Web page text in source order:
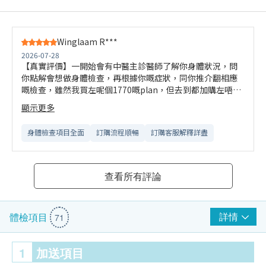
Winglaam R***
2026-07-28
【真實評價】一開始會有中醫主診醫師了解你身體狀況，問
你點解會想做身體檢查，再根據你嘅症狀，同你推介翻相應
嘅檢查，雖然我買左呢個1770嘅plan，但去到都加購左唔少
檢查，醫師唔會push你，所以可以自行決定要唔要加錢做
（自己覺得唔需要就話唔需要）。做完檢查有養生早餐食，
間唔洗等，呢點幾好，唯一唔方便就係唔可以約下奏，只有
早上可以做身體檢查，住香港嘅朋友需要早d起身北上。做完
檢查如果想調理身體，醫師都會同你睇症執藥，中藥粉好大
包，收得貴過香港，我自己都係一包分兩次食。整體黎講最
好嘅地方係可以按照自身需要臨時加購檢查項目，基本上所
常彈性，於我而言非常友好，算係值得推介。
顯示更多
身體檢查項目全面 訂購流程順暢 訂購客服解釋詳盡
查看所有評論
體檢項目 71 詳情
1 加送項目